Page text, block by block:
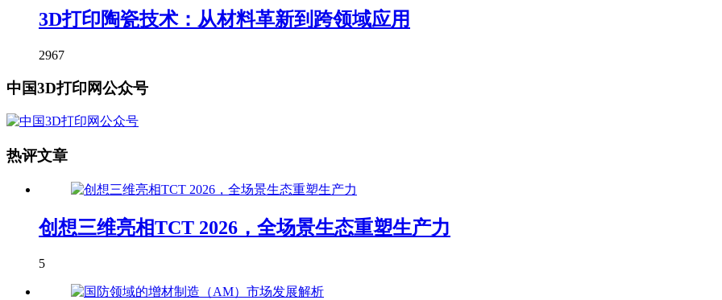
3D打印陶瓷技术：从材料革新到跨领域应用
2967
中国3D打印网公众号
热评文章
创想三维亮相TCT 2026，全场景生态重塑生产力
5